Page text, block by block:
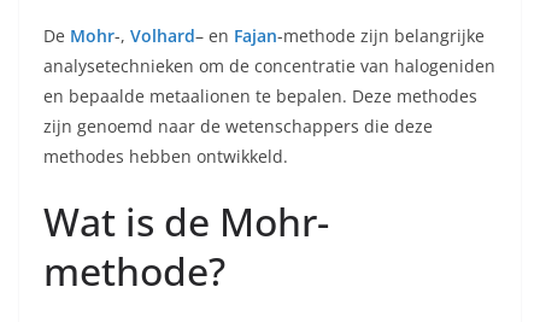
De Mohr-, Volhard– en Fajan-methode zijn belangrijke
analysetechnieken om de concentratie van halogeniden
en bepaalde metaalionen te bepalen. Deze methodes
zijn genoemd naar de wetenschappers die deze
methodes hebben ontwikkeld.
Wat is de Mohr-
methode?